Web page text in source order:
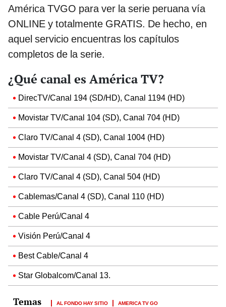
América TVGO para ver la serie peruana vía
ONLINE y totalmente GRATIS. De hecho, en
aquel servicio encuentras los capítulos
completos de la serie.
¿Qué canal es América TV?
DirecTV/Canal 194 (SD/HD), Canal 1194 (HD)
Movistar TV/Canal 104 (SD), Canal 704 (HD)
Claro TV/Canal 4 (SD), Canal 1004 (HD)
Movistar TV/Canal 4 (SD), Canal 704 (HD)
Claro TV/Canal 4 (SD), Canal 504 (HD)
Cablemas/Canal 4 (SD), Canal 110 (HD)
Cable Perú/Canal 4
Visión Perú/Canal 4
Best Cable/Canal 4
Star Globalcom/Canal 13.
AL FONDO HAY SITIO AMERICA TV GO